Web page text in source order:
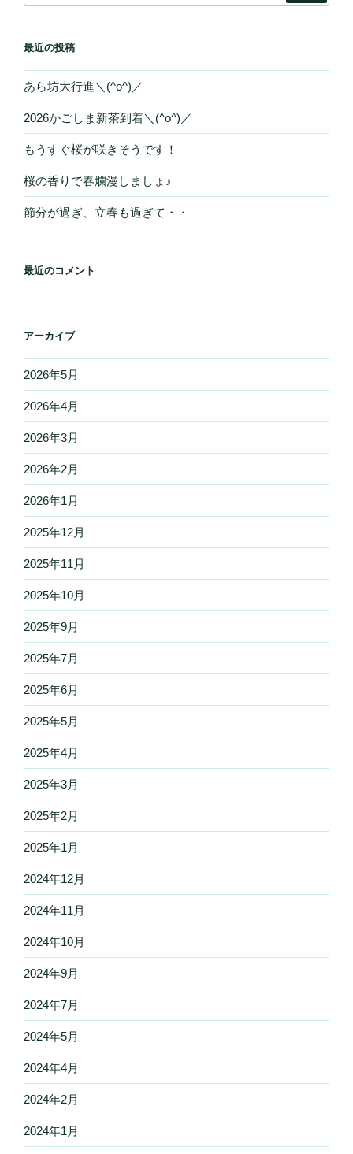
最近の投稿
あら坊大行進＼(^o^)／
2026かごしま新茶到着＼(^o^)／
もうすぐ桜が咲きそうです！
桜の香りで春爛漫しましょ♪
節分が過ぎ、立春も過ぎて・・
最近のコメント
アーカイブ
2026年5月
2026年4月
2026年3月
2026年2月
2026年1月
2025年12月
2025年11月
2025年10月
2025年9月
2025年7月
2025年6月
2025年5月
2025年4月
2025年3月
2025年2月
2025年1月
2024年12月
2024年11月
2024年10月
2024年9月
2024年7月
2024年5月
2024年4月
2024年2月
2024年1月